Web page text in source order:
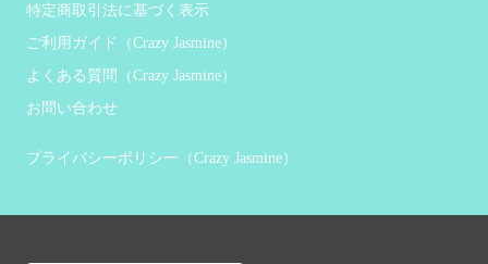
特定商取引法に基づく表示
ご利用ガイド（Crazy Jasmine）
よくある質問（Crazy Jasmine）
お問い合わせ
プライバシーポリシー（Crazy Jasmine）